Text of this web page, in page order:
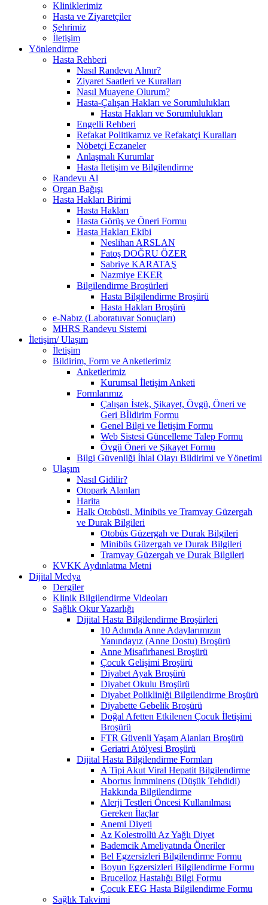
Kliniklerimiz
Hasta ve Ziyaretçiler
Şehrimiz
İletişim
Yönlendirme
Hasta Rehberi
Nasıl Randevu Alınır?
Ziyaret Saatleri ve Kuralları
Nasıl Muayene Olurum?
Hasta-Çalışan Hakları ve Sorumlulukları
Hasta Hakları ve Sorumlulukları
Engelli Rehberi
Refakat Politikamız ve Refakatçi Kuralları
Nöbetçi Eczaneler
Anlaşmalı Kurumlar
Hasta İletişim ve Bilgilendirme
Randevu Al
Organ Bağışı
Hasta Hakları Birimi
Hasta Hakları
Hasta Görüş ve Öneri Formu
Hasta Hakları Ekibi
Neslihan ARSLAN
Fatoş DOĞRU ÖZER
Sabriye KARATAŞ
Nazmiye EKER
Bilgilendirme Broşürleri
Hasta Bilgilendirme Broşürü
Hasta Hakları Broşürü
e-Nabız (Laboratuvar Sonuçları)
MHRS Randevu Sistemi
İletişim/ Ulaşım
İletişim
Bildirim, Form ve Anketlerimiz
Anketlerimiz
Kurumsal İletişim Anketi
Formlarımız
Çalışan İstek, Şikayet, Övgü, Öneri ve
Geri Bİldirim Formu
Genel Bilgi ve İletişim Formu
Web Sistesi Güncelleme Talep Formu
Övgü Öneri ve Şikayet Formu
Bilgi Güvenliği İhlal Olayı Bildirimi ve Yönetimi
Ulaşım
Nasıl Gidilir?
Otopark Alanları
Harita
Halk Otobüsü, Minibüs ve Tramvay Güzergah
ve Durak Bilgileri
Otobüs Güzergah ve Durak Bilgileri
Minibüs Güzergah ve Durak Bilgileri
Tramvay Güzergah ve Durak Bilgileri
KVKK Aydınlatma Metni
Dijital Medya
Dergiler
Klinik Bilgilendirme Videoları
Sağlık Okur Yazarlığı
Dijital Hasta Bilgilendirme Broşürleri
10 Adımda Anne Adaylarımızın
Yanındayız (Anne Dostu) Broşürü
Anne Misafirhanesi Broşürü
Çocuk Gelişimi Broşürü
Diyabet Ayak Broşürü
Diyabet Okulu Broşürü
Diyabet Polikliniği Bilgilendirme Broşürü
Diyabette Gebelik Broşürü
Doğal Afetten Etkilenen Çocuk İletişimi
Broşürü
FTR Güvenli Yaşam Alanları Broşürü
Geriatri Atölyesi Broşürü
Dijital Hasta Bilgilendirme Formları
A Tipi Akut Viral Hepatit Bilgilendirme
Abortus İnmminens (Düşük Tehdidi)
Hakkında Bilgilendirme
Alerji Testleri Öncesi Kullanılması
Gereken İlaçlar
Anemi Diyeti
Az Kolestrollü Az Yağlı Diyet
Bademcik Ameliyatında Öneriler
Bel Egzersizleri Bilgilendirme Formu
Boyun Egzersizleri Bilgilendirme Formu
Brucelloz Hastalığı Bilgi Formu
Çocuk EEG Hasta Bilgilendirme Formu
Sağlık Takvimi